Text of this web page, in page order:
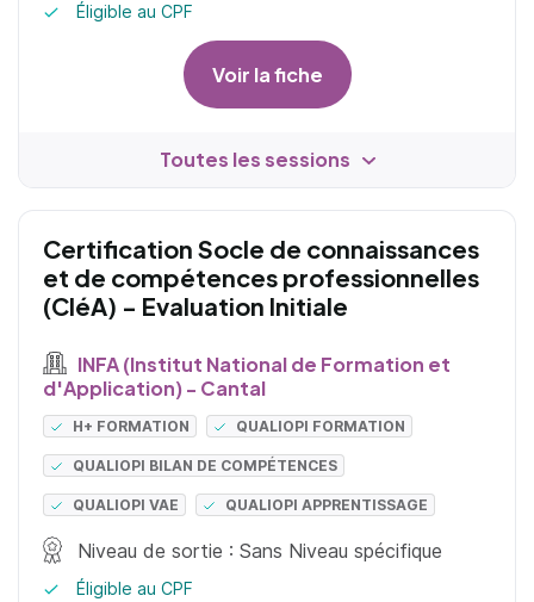
Éligible au CPF
Voir la fiche
Toutes les sessions
Certification Socle de connaissances
et de compétences professionnelles
(CléA) - Evaluation Initiale
INFA (Institut National de Formation et
d'Application) - Cantal
H+ FORMATION QUALIOPI FORMATION
QUALIOPI BILAN DE COMPÉTENCES
QUALIOPI VAE QUALIOPI APPRENTISSAGE
Niveau de sortie : Sans Niveau spécifique
Éligible au CPF